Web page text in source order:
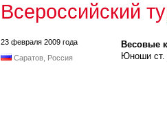
Всероссийский
23 февраля 2009 года
Саратов, Россия
Весовые
Юноши ст.